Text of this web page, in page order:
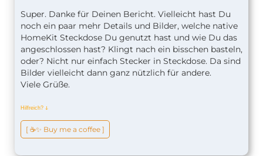
Super. Danke für Deinen Bericht. Vielleicht hast Du
noch ein paar mehr Details und Bilder, welche native
HomeKit Steckdose Du genutzt hast und wie Du das
angeschlossen hast? Klingt nach ein bisschen basteln,
oder? Nicht nur einfach Stecker in Steckdose. Da sind
Bilder vielleicht dann ganz nützlich für andere.
Viele Grüße.
Hilfreich? ↆ
[ ☕️✨ Buy me a coffee ]